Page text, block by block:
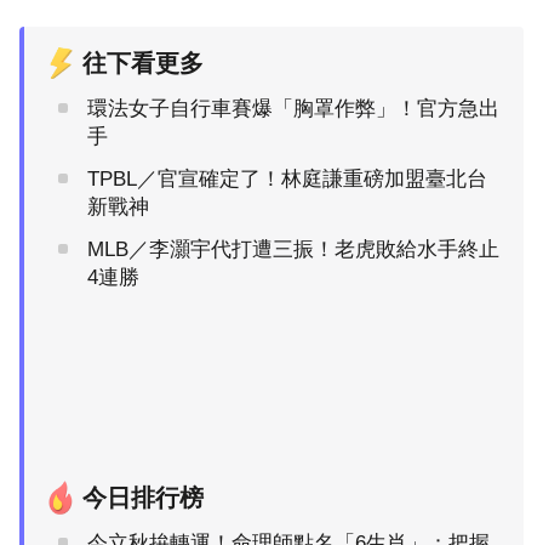
往下看更多
環法女子自行車賽爆「胸罩作弊」！官方急出
手
TPBL／官宣確定了！林庭謙重磅加盟臺北台
新戰神
MLB／李灝宇代打遭三振！老虎敗給水手終止
4連勝
今日排行榜